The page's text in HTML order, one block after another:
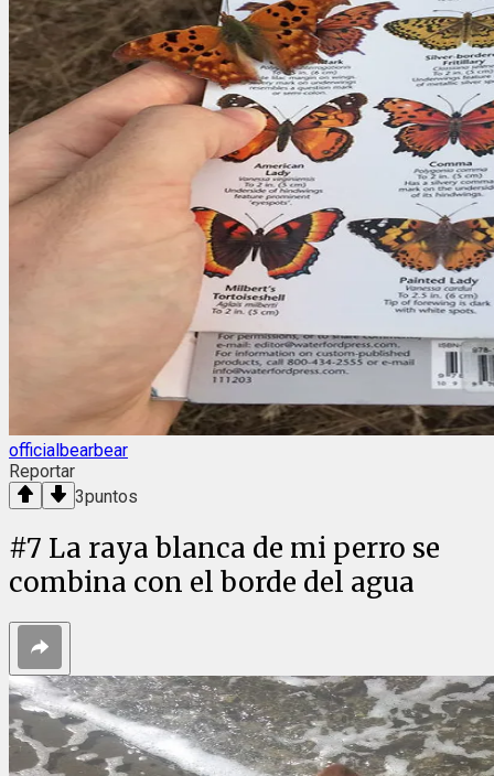
officialbearbear
Reportar
3puntos
#7 La raya blanca de mi perro se
combina con el borde del agua